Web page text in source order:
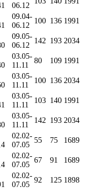
06.12
09.04-
06.12
100 136 1991
09.05-
06.12
142 193 2034
03.05-
11.11
80 109 1991
03.05-
11.11
100 136 2034
03.05-
11.11
103 140 1991
03.05-
11.11
142 193 2034
02.02-
07.05
55 75
1689
02.02-
07.05
67 91
1689
02.02-
07.05
92 125 1898